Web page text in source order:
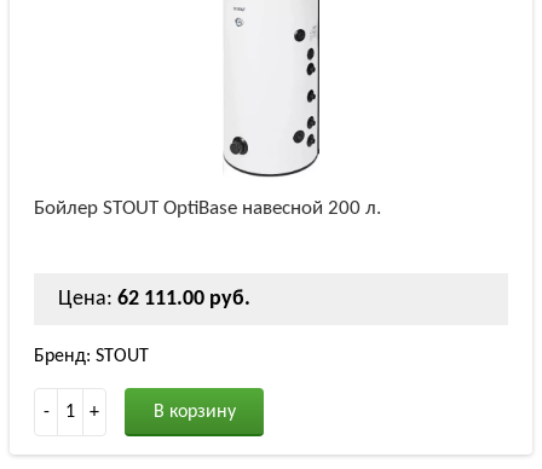
Бойлер STOUT OptiBase навесной 200 л.
Цена: 62 111.00 руб.
Бренд: STOUT
- 1 + В корзину